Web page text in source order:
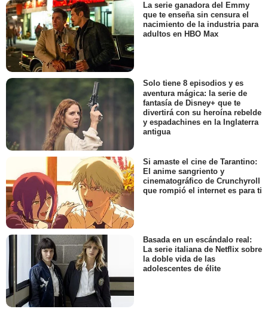
La serie ganadora del Emmy
que te enseña sin censura el
nacimiento de la industria para
adultos en HBO Max
Solo tiene 8 episodios y es
aventura mágica: la serie de
fantasía de Disney+ que te
divertirá con su heroína rebelde
y espadachines en la Inglaterra
antigua
Si amaste el cine de Tarantino:
El anime sangriento y
cinematográfico de Crunchyroll
que rompió el internet es para ti
Basada en un escándalo real:
La serie italiana de Netflix sobre
la doble vida de las
adolescentes de élite